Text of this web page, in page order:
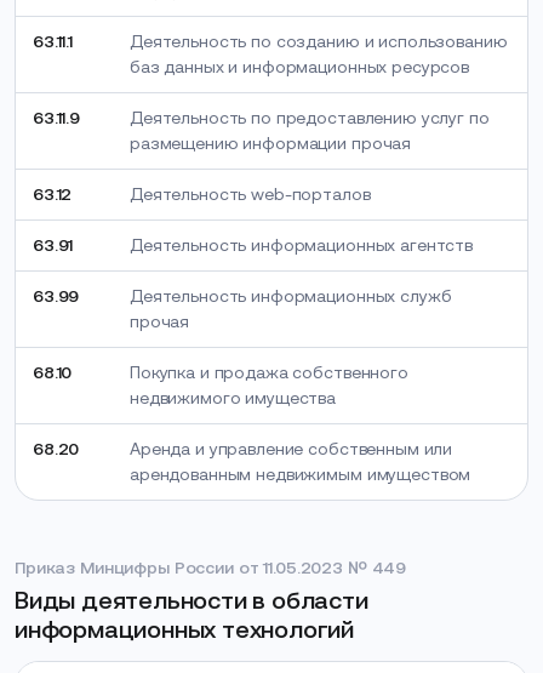
63.11.1
Деятельность по созданию и использованию
баз данных и информационных ресурсов
63.11.9
Деятельность по предоставлению услуг по
размещению информации прочая
63.12 Деятельность web-порталов
63.91 Деятельность информационных агентств
63.99
Деятельность информационных служб
прочая
68.10
Покупка и продажа собственного
недвижимого имущества
68.20
Аренда и управление собственным или
арендованным недвижимым имуществом
Приказ Минцифры России от 11.05.2023 № 449
Виды деятельности в области
информационных технологий